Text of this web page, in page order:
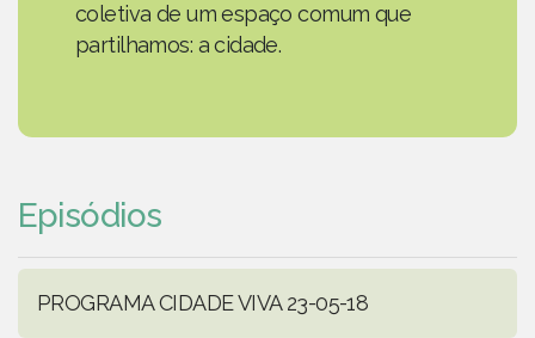
coletiva de um espaço comum que
partilhamos: a cidade.
Episódios
PROGRAMA CIDADE VIVA 23-05-18